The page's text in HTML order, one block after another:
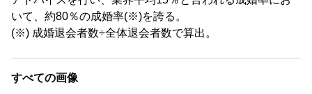
いて、約80％の成婚率(※)を誇る。
(※) 成婚退会者数÷全体退会者数で算出。
すべての画像